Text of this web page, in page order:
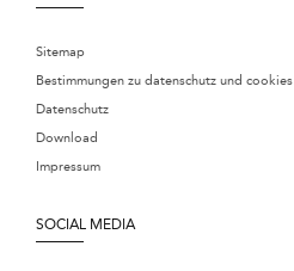
Sitemap
Bestimmungen zu datenschutz und cookies
Datenschutz
Download
Impressum
SOCIAL MEDIA